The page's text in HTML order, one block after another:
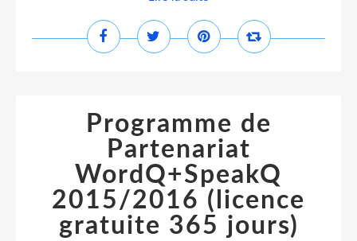
Programme de
Partenariat
WordQ+SpeakQ
2015/2016 (licence
gratuite 365 jours)